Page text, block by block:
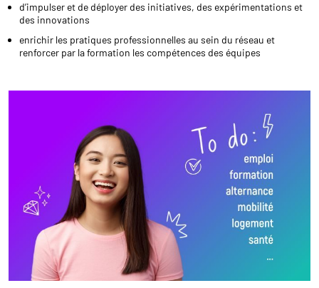
d’impulser et de déployer des initiatives, des expérimentations et
des innovations
enrichir les pratiques professionnelles au sein du réseau et
renforcer par la formation les compétences des équipes